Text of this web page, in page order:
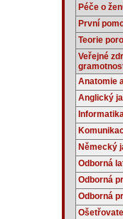
Péče o
První
Teorie
Veřejné
Anatomie
Anglický
Německý
Odborná
Odborná
Odborná